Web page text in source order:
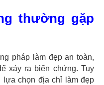
thường gặp
pháp làm đẹp an toàn,
xảy ra biến chứng. Tuy
lựa chọn địa chỉ làm đẹp